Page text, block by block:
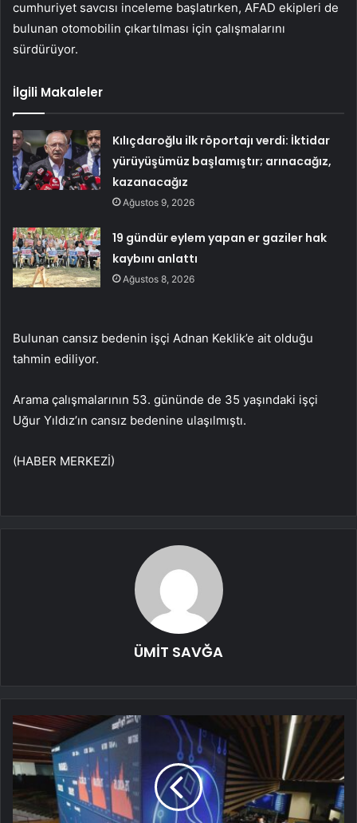
cumhuriyet savcısı inceleme başlatırken, AFAD ekipleri de
bulunan otomobilin çıkartılması için çalışmalarını
sürdürüyor.
İlgili Makaleler
Kılıçdaroğlu ilk röportajı verdi: İktidar
yürüyüşümüz başlamıştır; arınacağız,
kazanacağız
Ağustos 9, 2026
19 gündür eylem yapan er gaziler hak
kaybını anlattı
Ağustos 8, 2026
Bulunan cansız bedenin işçi Adnan Keklik’e ait olduğu
tahmin ediliyor.
Arama çalışmalarının 53. gününde de 35 yaşındaki işçi
Uğur Yıldız’ın cansız bedenine ulaşılmıştı.
(HABER MERKEZİ)
ÜMİT SAVĞA